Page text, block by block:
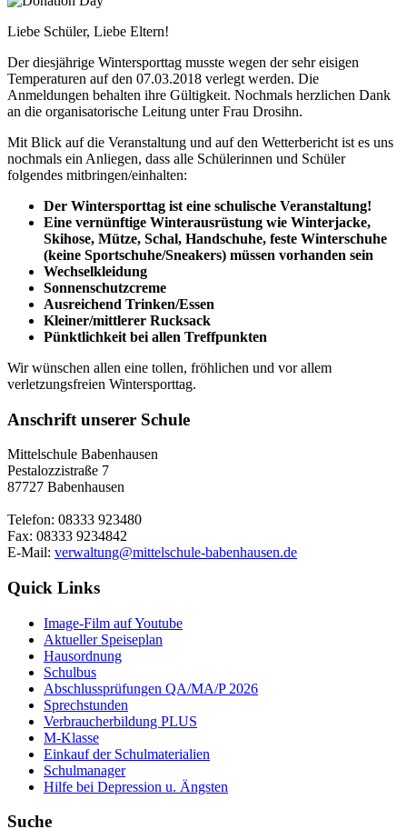
Liebe Schüler, Liebe Eltern!
Der diesjährige Wintersporttag musste wegen der sehr eisigen
Temperaturen auf den 07.03.2018 verlegt werden. Die
Anmeldungen behalten ihre Gültigkeit. Nochmals herzlichen Dank
an die organisatorische Leitung unter Frau Drosihn.
Mit Blick auf die Veranstaltung und auf den Wetterbericht ist es uns
nochmals ein Anliegen, dass alle Schülerinnen und Schüler
folgendes mitbringen/einhalten:
Der Wintersporttag ist eine schulische Veranstaltung!
Eine vernünftige Winterausrüstung wie Winterjacke,
Skihose, Mütze, Schal, Handschuhe, feste Winterschuhe
(keine Sportschuhe/Sneakers) müssen vorhanden sein
Wechselkleidung
Sonnenschutzcreme
Ausreichend Trinken/Essen
Kleiner/mittlerer Rucksack
Pünktlichkeit bei allen Treffpunkten
Wir wünschen allen eine tollen, fröhlichen und vor allem
verletzungsfreien Wintersporttag.
Anschrift unserer Schule
Mittelschule Babenhausen
Pestalozzistraße 7
87727 Babenhausen
Telefon: 08333 923480
Fax: 08333 9234842
E-Mail: verwaltung@mittelschule-babenhausen.de
Quick Links
Image-Film auf Youtube
Aktueller Speiseplan
Hausordnung
Schulbus
Abschlussprüfungen QA/MA/P 2026
Sprechstunden
Verbraucherbildung PLUS
M-Klasse
Einkauf der Schulmaterialien
Schulmanager
Hilfe bei Depression u. Ängsten
Suche